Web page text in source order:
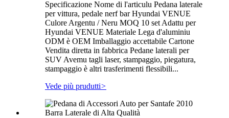
Specificazione Nome di l'articulu Pedana laterale
per vittura, pedale nerf bar Hyundai VENUE
Culore Argentu / Neru MOQ 10 set Adattu per
Hyundai VENUE Materiale Lega d'aluminiu
ODM è OEM Imballaggio accettabile Cartone
Vendita diretta in fabbrica Pedane laterali per
SUV Avemu tagli laser, stampaggio, piegatura,
stampaggio è altri trasferimenti flessibili...
Vede più prudutti>